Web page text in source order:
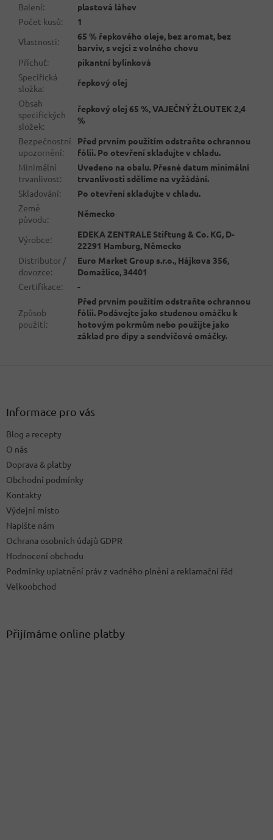
Balení:
plastová láhev
Počet kusů:
1
Vlastnosti:
65 % řepkového oleje, bez aromat, bez
barviv, s vejci z volného chovu
Příchuť:
pikantní bylinková
Specifická
složka:
řepkový olej
Obsah
specifických
složek:
řepkový olej 65 %, VAJEČNÝ ŽLOUTEK 2,4
%
Bezpečnostní
upozornění:
Před prvním použitím odstraňte ochrannou
fólii. Po otevření skladujte v chladu.
Minimální
trvanlivost:
Uvedeno na obalu. Přesné datum minimální
trvanlivosti sdělíme na vyžádání.
Skladování:
Po otevření skladujte v chladu.
Země
původu:
Německo
Výrobce:
EDEKA ZENTRALE Stiftung & Co. KG, D-
22291 Hamburg, Německo
Distributor /
dovozce:
Euro Market Group s.r.o., Hájkova 356,
Domažlice, 34401
Certifikace: -
Způsob
použití:
Před prvním použitím odstraňte ochrannou
fólii. Podávejte jako studenou omáčku k
hotovým pokrmům nebo použijte jako
základ pro dipy a sendvičové omáčky.
Informace pro vás
Blog a recepty
O nás
Doprava & platby
Obchodní podmínky
Kontakty
Výdejní místo
Napište nám
Ochrana osobních údajů GDPR
Hodnocení obchodu
Podmínky uplatnění práv z vadného plnění a reklamační řád
Velkoobchod
Přijímáme online platby